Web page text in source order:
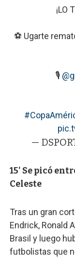
¡LO
⚽ Ugarte
🎙
—
15' Se picó
Celeste
Tras un gran
Endrick, Ronald
Brasil y luego
futbolistas que